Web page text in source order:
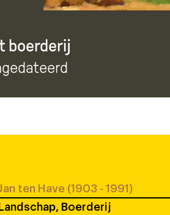
boerderij
ten Have (1903 - 1991)
Landschap, Boerderij